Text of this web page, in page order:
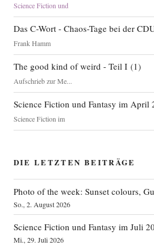
Science Fiction und
Das C-Wort - Chaos-Tage bei der
Frank Hamm
The good kind of weird - Teil I(1)
Aufschrieb zur Me...
Science Fiction und Fantasy im April
Science Fiction im
DIE LETZTEN BEITRÄGE
Photo of the week: Sunset colours,
So., 2. August 2026
Science Fiction und Fantasy im Juli
Mi., 29. Juli 2026